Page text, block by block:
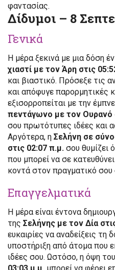
φαντασίας.
Δίδυμοι – 8
Γενικά
Η μέρα ξεκινά με μια δόση
χιαστί με τον Άρη στις
και βιαστικό. Πρόσεξε τις
και απόφυγε παρορμητικές
εξισορροπείται με την
πεντάγωνο με τον Ουρανό
σου πρωτότυπες ιδέες και
Αργότερα, η Σελήνη σε
στις 02:07 π.μ. σου θυμίζει
που μπορεί να σε
κοντά στον πραγματικό σου
Επαγγελματικά
Η μέρα είναι έντονα
της Σελήνης με τον Δία
ευκαιρίες να αναδείξεις τη
υποστήριξη από άτομα που
ιδέες σου. Ωστόσο, η όψη του